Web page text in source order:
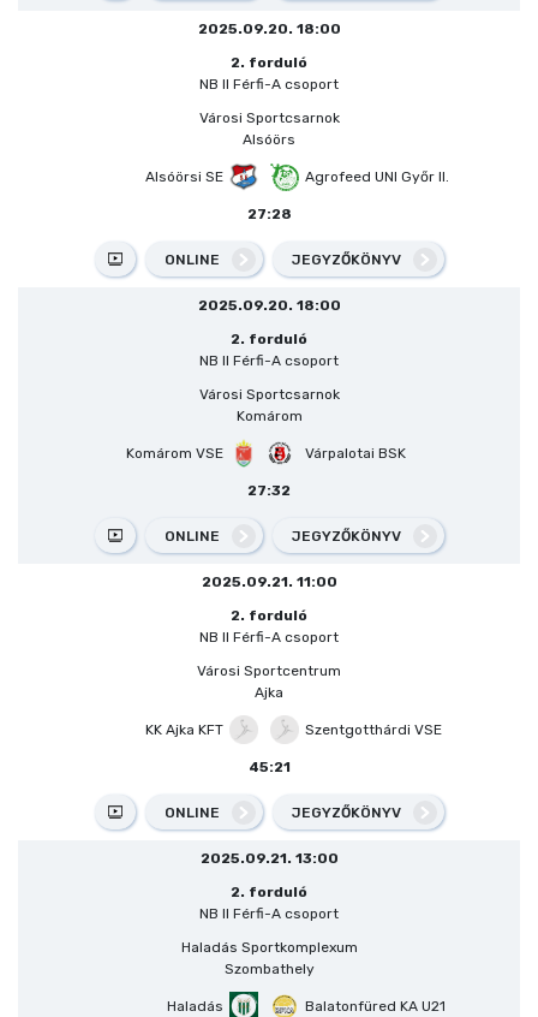
2025.09.20. 18:00
2. forduló
NB II Férfi-A csoport
Városi Sportcsarnok
Alsóörs
Alsóörsi SE Agrofeed UNI Győr II.
27:28
ONLINE JEGYZŐKÖNYV
2025.09.20. 18:00
2. forduló
NB II Férfi-A csoport
Városi Sportcsarnok
Komárom
Komárom VSE Várpalotai BSK
27:32
ONLINE JEGYZŐKÖNYV
2025.09.21. 11:00
2. forduló
NB II Férfi-A csoport
Városi Sportcentrum
Ajka
KK Ajka KFT Szentgotthárdi VSE
45:21
ONLINE JEGYZŐKÖNYV
2025.09.21. 13:00
2. forduló
NB II Férfi-A csoport
Haladás Sportkomplexum
Szombathely
Haladás Balatonfüred KA U21